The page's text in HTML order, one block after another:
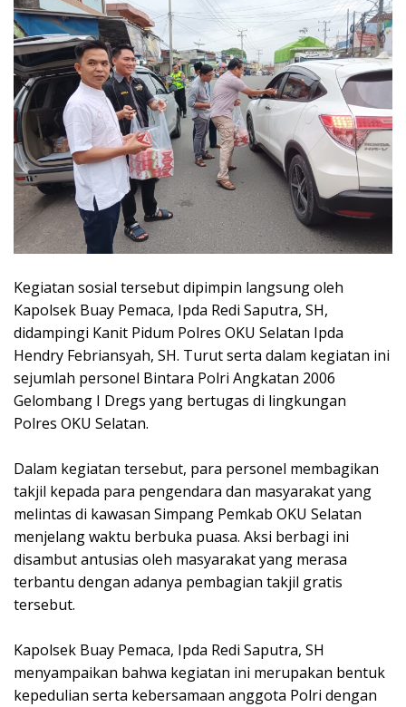
Kegiatan sosial tersebut dipimpin langsung oleh
Kapolsek Buay Pemaca, Ipda Redi Saputra, SH,
didampingi Kanit Pidum Polres OKU Selatan Ipda
Hendry Febriansyah, SH. Turut serta dalam kegiatan ini
sejumlah personel Bintara Polri Angkatan 2006
Gelombang I Dregs yang bertugas di lingkungan
Polres OKU Selatan.
Dalam kegiatan tersebut, para personel membagikan
takjil kepada para pengendara dan masyarakat yang
melintas di kawasan Simpang Pemkab OKU Selatan
menjelang waktu berbuka puasa. Aksi berbagi ini
disambut antusias oleh masyarakat yang merasa
terbantu dengan adanya pembagian takjil gratis
tersebut.
Kapolsek Buay Pemaca, Ipda Redi Saputra, SH
menyampaikan bahwa kegiatan ini merupakan bentuk
kepedulian serta kebersamaan anggota Polri dengan